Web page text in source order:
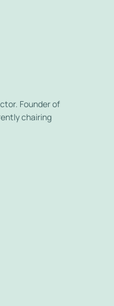
Founder of
chairing